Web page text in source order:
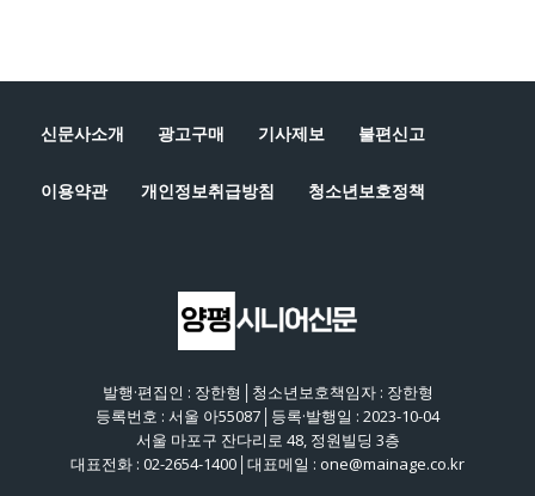
신문사소개 광고구매 기사제보 불편신고
이용약관 개인정보취급방침 청소년보호정책
발행·편집인 : 장한형│청소년보호책임자 : 장한형
등록번호 : 서울 아55087│등록·발행일 : 2023-10-04
서울 마포구 잔다리로 48, 정원빌딩 3층
대표전화 : 02-2654-1400│대표메일 : one@mainage.co.kr